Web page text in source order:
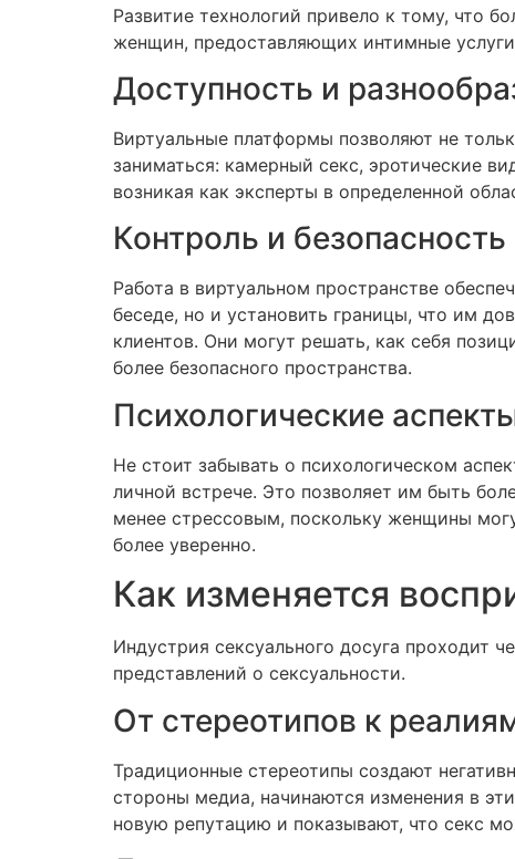
Развитие технологий привело к тому, что
женщин, предоставляющих интимные
Доступность и
Виртуальные платформы позволяют не
заниматься: камерный секс, эротические
возникая как эксперты в определенной
Контроль и безопасность
Работа в виртуальном пространстве
беседе, но и установить границы, что им
клиентов. Они могут решать, как себя
более безопасного пространства.
Психологические
Не стоит забывать о психологическом
личной встрече. Это позволяет им быть
менее стрессовым, поскольку женщины
более уверенно.
Как изменяется
Индустрия сексуального досуга проходит
представлений о сексуальности.
От стереотипов к
Традиционные стереотипы создают
стороны медиа, начинаются изменения в
новую репутацию и показывают, что секс